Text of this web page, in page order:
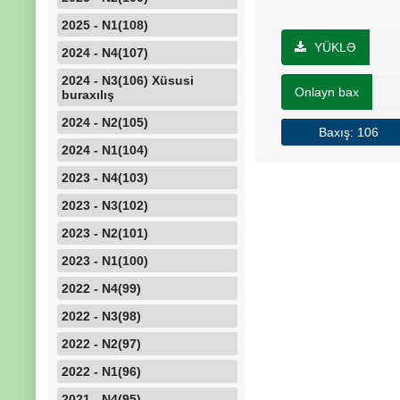
2025 - N1(108)
2024 - N4(107)
2024 - N3(106) Xüsusi
buraxılış
2024 - N2(105)
2024 - N1(104)
2023 - N4(103)
2023 - N3(102)
2023 - N2(101)
2023 - N1(100)
2022 - N4(99)
2022 - N3(98)
2022 - N2(97)
2022 - N1(96)
YÜKLƏ
Onlayn bax
Baxış: 106